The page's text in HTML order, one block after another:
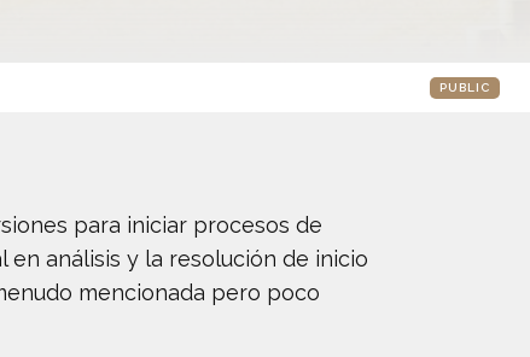
PUBLIC
para iniciar procesos de
análisis y la resolución de inicio
mencionada pero poco